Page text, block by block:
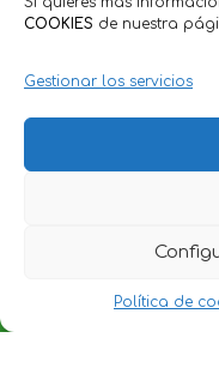
COOKIES de nuestra
Gestionar los servicios
Política de